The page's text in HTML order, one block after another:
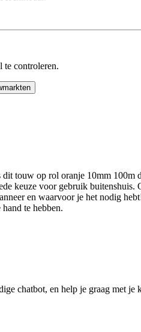
te controleren.
touw op rol oranje 10mm
keuze voor gebruik
en waarvoor je het nodig
te hebben.
chatbot, en help je graag met je